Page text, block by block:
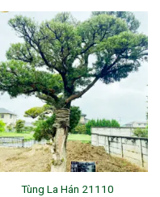
Tùng La Hán 21110